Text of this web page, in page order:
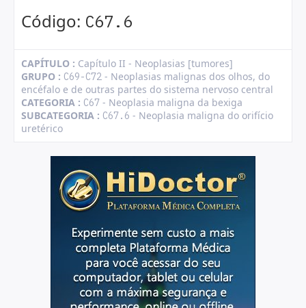
Código: C67.6
CAPÍTULO : Capítulo II - Neoplasias [tumores]
GRUPO : C69-C72 - Neoplasias malignas dos olhos, do
encéfalo e de outras partes do sistema nervoso central
CATEGORIA : C67 - Neoplasia maligna da bexiga
SUBCATEGORIA : C67.6 - Neoplasia maligna do orifício
uretérico